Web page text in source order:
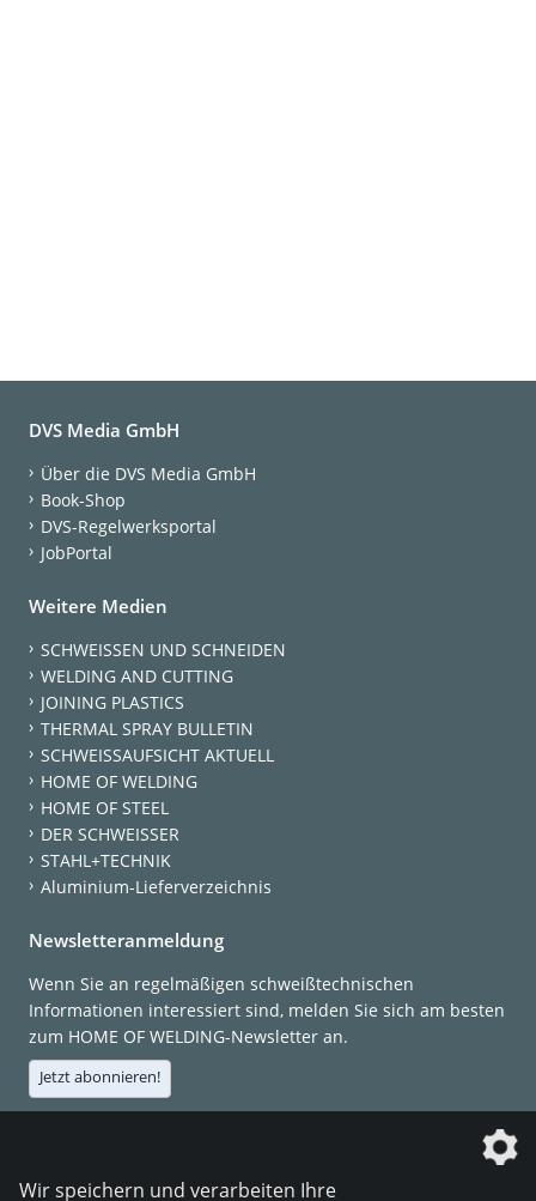
DVS Media GmbH
Über die DVS Media GmbH
Book-Shop
DVS-Regelwerksportal
JobPortal
Weitere Medien
SCHWEISSEN UND SCHNEIDEN
WELDING AND CUTTING
JOINING PLASTICS
THERMAL SPRAY BULLETIN
SCHWEISSAUFSICHT AKTUELL
HOME OF WELDING
HOME OF STEEL
DER SCHWEISSER
STAHL+TECHNIK
Aluminium-Lieferverzeichnis
Newsletteranmeldung
Wenn Sie an regelmäßigen schweißtechnischen
Informationen interessiert sind, melden Sie sich am besten
zum HOME OF WELDING-Newsletter an.
Jetzt abonnieren!
Die DVS Media GmbH ist ein Unternehmen der
Wir speichern und verarbeiten Ihre